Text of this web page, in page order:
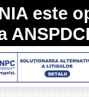
este